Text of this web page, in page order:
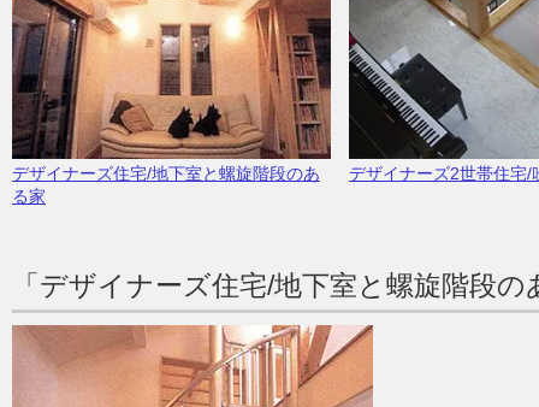
デザイナーズ住宅/地下室と螺旋階段のあ
る家
デザイナーズ2世帯住宅/
「デザイナーズ住宅/地下室と螺旋階段